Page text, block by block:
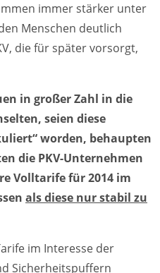
immer stärker unter
Menschen deutlich
die für später vorsorgt,
in großer Zahl in die
seien diese
worden, behaupten
die PKV-Unternehmen
Volltarife für 2014 im
als diese nur stabil zu
im Interesse der
Sicherheitspuffern